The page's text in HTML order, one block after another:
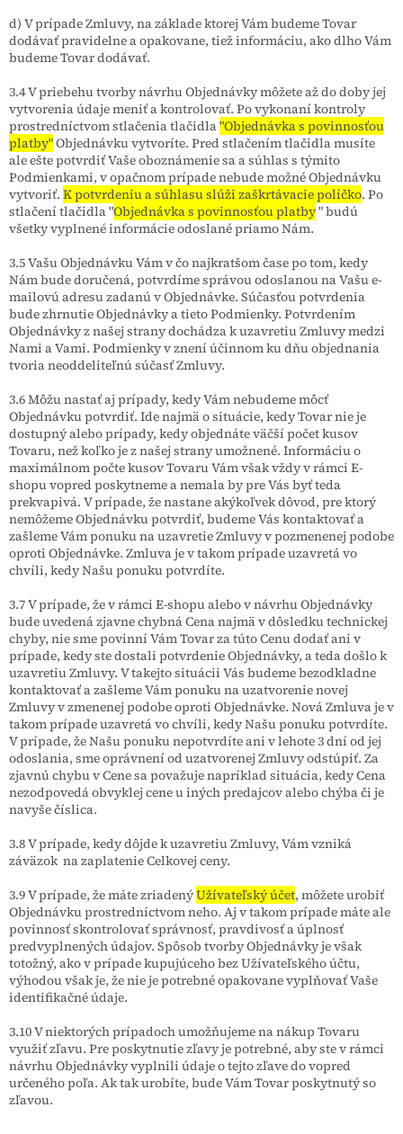
d) V prípade Zmluvy, na základe ktorej Vám budeme Tovar
dodávať pravidelne a opakovane, tiež informáciu, ako dlho Vám
budeme Tovar dodávať.
3.4 V priebehu tvorby návrhu Objednávky môžete až do doby jej
vytvorenia údaje meniť a kontrolovať. Po vykonaní kontroly
prostredníctvom stlačenia tlačidla"Objednávka s povinnosťou
platby"Objednávku vytvoríte. Pred stlačením tlačidla musíte
ale ešte potvrdiť Vaše oboznámenie sa a súhlas s týmito
Podmienkami, v opačnom prípade nebude možné Objednávku
vytvoriť. K potvrdeniu a súhlasu slúži zaškrtávacie políčko. Po
stlačení tlačidla "Objednávka s povinnosťou platby" budú
všetky vyplnené informácie odoslané priamo Nám.
3.5 Vašu Objednávku Vám v čo najkratšom čase po tom, kedy
Nám bude doručená, potvrdíme správou odoslanou na Vašu e-
mailovú adresu zadanú v Objednávke. Súčasťou potvrdenia
bude zhrnutie Objednávky a tieto Podmienky. Potvrdením
Objednávky z našej strany dochádza k uzavretiu Zmluvy medzi
Nami a Vami. Podmienky v znení účinnom ku dňu objednania
tvoria neoddeliteľnú súčasť Zmluvy.
3.6 Môžu nastať aj prípady, kedy Vám nebudeme môcť
Objednávku potvrdiť. Ide najmä o situácie, kedy Tovar nie je
dostupný alebo prípady, kedy objednáte väčší počet kusov
Tovaru, než koľko je z našej strany umožnené. Informáciu o
maximálnom počte kusov Tovaru Vám však vždy v rámci E-
shopu vopred poskytneme a nemala by pre Vás byť teda
prekvapivá. V prípade, že nastane akýkoľvek dôvod, pre ktorý
nemôžeme Objednávku potvrdiť, budeme Vás kontaktovať a
zašleme Vám ponuku na uzavretie Zmluvy v pozmenenej podobe
oproti Objednávke. Zmluva je v takom prípade uzavretá vo
chvíli, kedy Našu ponuku potvrdíte.
3.7 V prípade, že v rámci E-shopu alebo v návrhu Objednávky
bude uvedená zjavne chybná Cena najmä v dôsledku technickej
chyby, nie sme povinní Vám Tovar za túto Cenu dodať ani v
prípade, kedy ste dostali potvrdenie Objednávky, a teda došlo k
uzavretiu Zmluvy. V takejto situácii Vás budeme bezodkladne
kontaktovať a zašleme Vám ponuku na uzatvorenie novej
Zmluvy v zmenenej podobe oproti Objednávke. Nová Zmluva je v
takom prípade uzavretá vo chvíli, kedy Našu ponuku potvrdíte.
V prípade, že Našu ponuku nepotvrdíte ani v lehote 3 dní od jej
odoslania, sme oprávnení od uzatvorenej Zmluvy odstúpiť. Za
zjavnú chybu v Cene sa považuje napríklad situácia, kedy Cena
nezodpovedá obvyklej cene u iných predajcov alebo chýba či je
navyše číslica.
3.8 V prípade, kedy dôjde k uzavretiu Zmluvy, Vám vzniká
záväzok na zaplatenie Celkovej ceny.
3.9 V prípade, že máte zriadenýUžívateľský účet, môžete urobiť
Objednávku prostredníctvom neho. Aj v takom prípade máte ale
povinnosť skontrolovať správnosť, pravdivosť a úplnosť
predvyplnených údajov. Spôsob tvorby Objednávky je však
totožný, ako v prípade kupujúceho bez Užívateľského účtu,
výhodou však je, že nie je potrebné opakovane vyplňovať Vaše
identifikačné údaje.
3.10 V niektorých prípadoch umožňujeme na nákup Tovaru
využiť zľavu. Pre poskytnutie zľavy je potrebné, aby ste v rámci
návrhu Objednávky vyplnili údaje o tejto zľave do vopred
určeného poľa. Ak tak urobíte, bude Vám Tovar poskytnutý so
zľavou.